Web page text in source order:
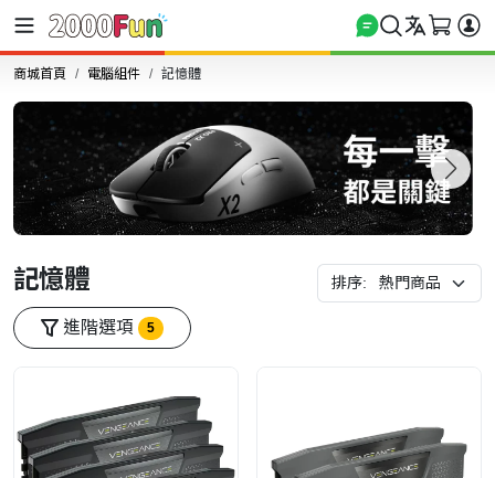
商城首頁 電腦組件 記憶體
記憶體 排序:
進階選項 5